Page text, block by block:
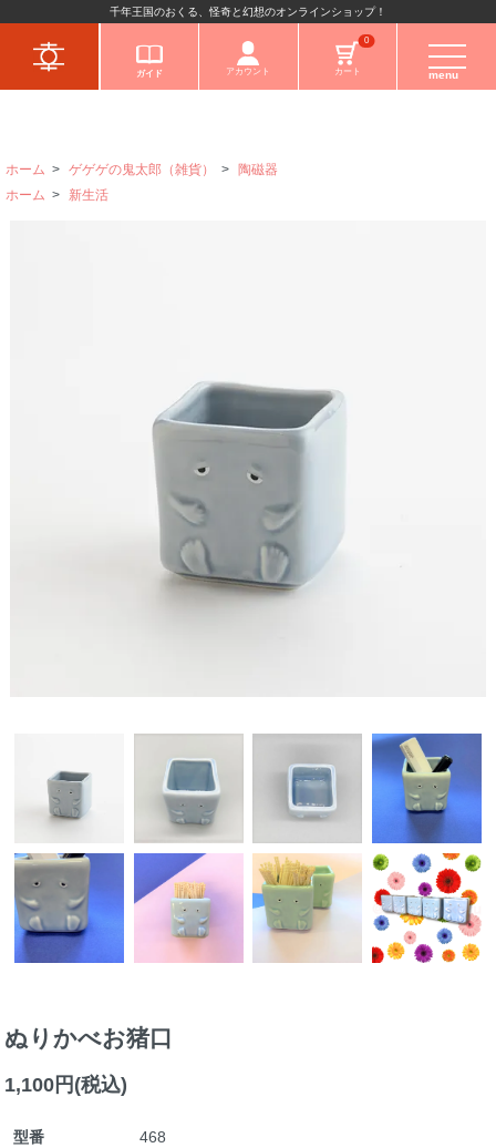
キャラクターか
千年王国のおくる、怪奇と幻想のオンラインショップ！
ガイド アカウント
0
カート menu
ホーム > ゲゲゲの鬼太郎（雑貨） >
陶磁器
ホーム > 新生活
ぬりかべお猪口
1,100円(税込)
型番 468